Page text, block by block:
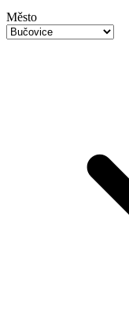
Město